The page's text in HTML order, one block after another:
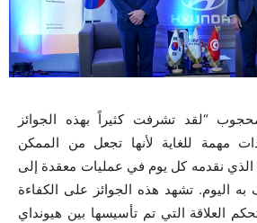
“لقد تشرفت كثيراً بهذه الجوائز
مهمة للغاية لأنها تجعل من الممكن
الذي نقدمه كل يوم في عمليات معقدة إلى
اليوم. تشهد هذه الجوائز على الكفاءة
العلاقة التي تم تأسيسها بين هيونداي